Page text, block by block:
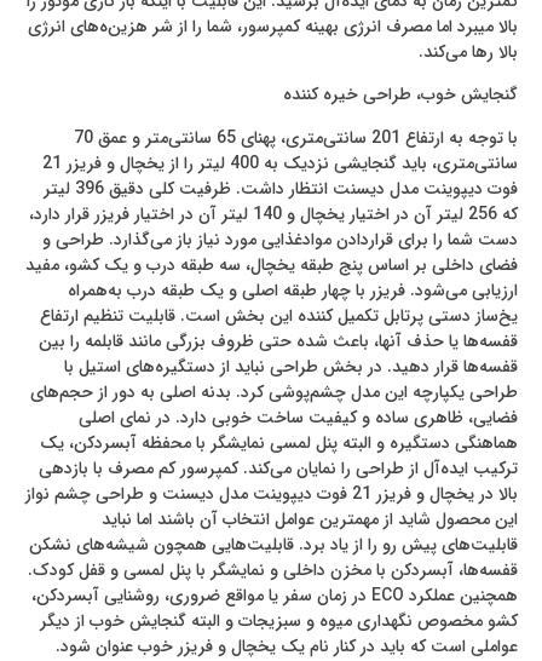
بالا می‎برد اما مصرف انرژی بهینه کمپرسور، شما را از شر هزین‌ه‌های انرژی
بالا رها می‌کند.
گنجایش خوب، طراحی خیره کننده
با توجه به ارتفاع 201 سانتی‌متری، پهنای 65 سانتی‌متر و عمق 70
سانتی‌متری، باید گنجایشی نزدیک به 400 لیتر را از یخچال و فریزر 21
فوت دیپوینت مدل دیسنت انتظار داشت. ظرفیت کلی دقیق 396 لیتر
که 256 لیتر آن در اختیار یخچال و 140 لیتر آن در اختیار فریزر قرار دارد،
دست شما را برای قرار‌دادن مواد‌غذایی مورد نیاز باز می‌گذارد. طراحی و
فضای داخلی بر اساس پنج طبقه یخچال، سه طبقه درب و یک کشو، مفید
ارزیابی می‌شود. فریزر با چهار طبقه اصلی و یک طبقه درب به‌همراه
یخ‌ساز دستی پرتابل تکمیل کننده این بخش است. قابلیت تنظیم ارتفاع
قفسه‌ها یا حذف آنها، باعث شده حتی ظروف بزرگی مانند قابلمه را بین
قفسه‌ها قرار دهید. در بخش طراحی نباید از دستگیره‌های استیل با
طراحی یکپارچه این مدل چشم‌پوشی کرد. بدنه اصلی به دور از حجم‌های
فضایی، ظاهری ساده و کیفیت ساخت خوبی دارد. در نمای اصلی
هماهنگی دستگیره و البته پنل لمسی نمایشگر با محفظه آبسردکن، یک
ترکیب ایده‌آل از طراحی را نمایان می‌کند. کمپرسور کم مصرف با بازدهی
بالا در یخچال و فریزر 21 فوت دیپوینت مدل دیسنت و طراحی چشم نواز
این محصول شاید از مهمترین عوامل انتخاب آن باشند اما نباید
قابلیت‌های پیش رو را از یاد برد. قابلیت‌هایی همچون شیشه‌های نشکن
قفسه‌ها، آبسردکن با مخزن داخلی و نمایشگر با پنل لمسی و قفل کودک.
همچنین عملکرد ECO در زمان سفر یا مواقع ضروری، روشنایی آبسردکن،
کشو مخصوص نگهداری میوه و سبزیجات و البته گنجایش خوب از دیگر
عواملی است که باید در کنار نام یک یخچال و فریزر خوب عنوان شود.